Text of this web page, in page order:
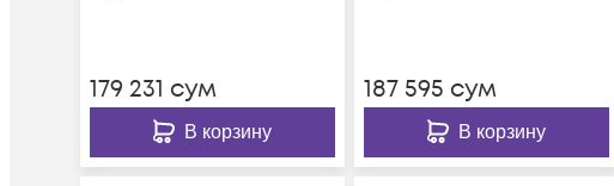
04020-20BC)
179 231 сум
В корзину
04025-20BC)
187 595 сум
В корзину